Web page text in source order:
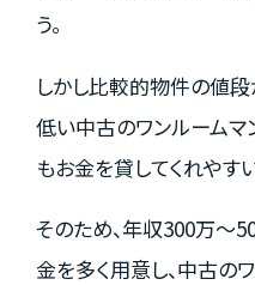
う。
しかし比較的物件の値段
低い中古のワンルームマ
もお金を貸してくれやす
そのため、年収300万～
金を多く用意し、中古の